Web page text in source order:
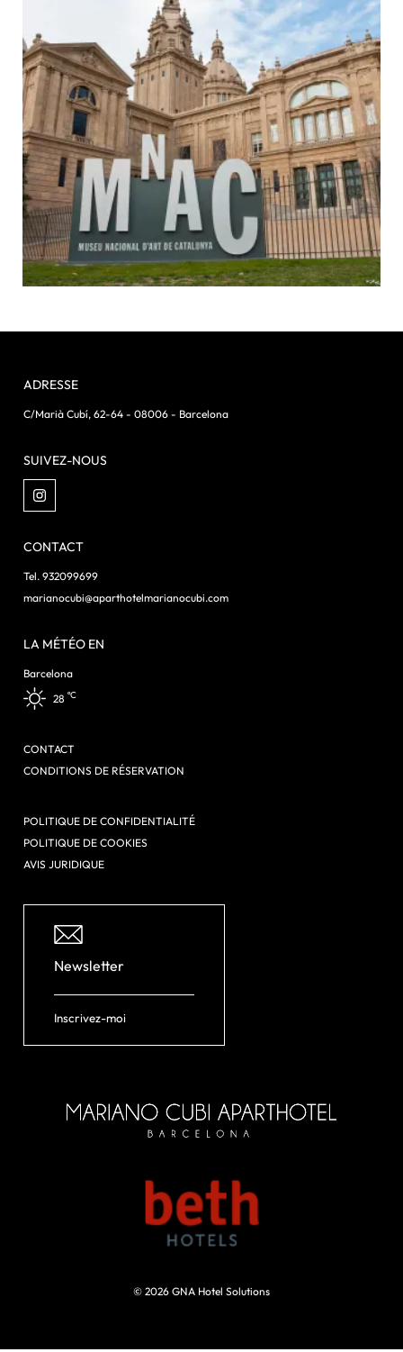
ADRESSE
C/Marià Cubí, 62-64 - 08006 - Barcelona
SUIVEZ-NOUS
CONTACT
Tel. 932099699
marianocubi@aparthotelmarianocubi.com
LA MÉTÉO EN
Barcelona
28 ºC
CONTACT
CONDITIONS DE RÉSERVATION
POLITIQUE DE CONFIDENTIALITÉ
POLITIQUE DE COOKIES
AVIS JURIDIQUE
Newsletter
Inscrivez-moi
© 2026 GNA Hotel Solutions